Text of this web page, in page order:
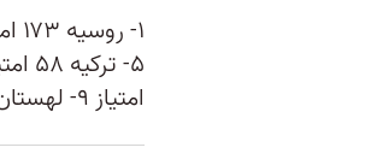
امتیاز ۹- لهستان ۳۹ امتیاز ۱۰- ارمنستان ۳۹ امتیاز